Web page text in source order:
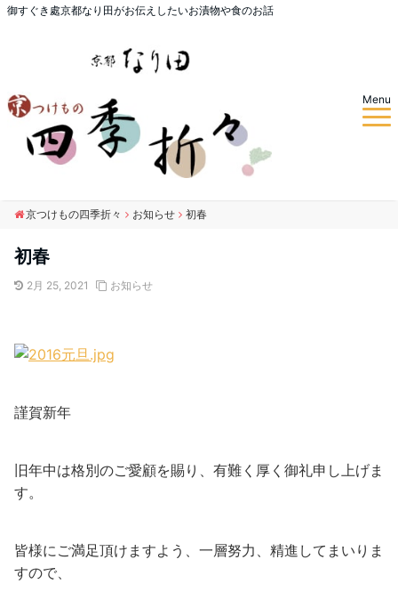
御すぐき處京都なり田がお伝えしたいお漬物や食のお話
Menu
京つけもの四季折々 お知らせ 初春
初春
2月 25, 2021 お知らせ
謹賀新年
旧年中は格別のご愛顧を賜り、有難く厚く御礼申し上げま
す。
皆様にご満足頂けますよう、一層努力、精進してまいりま
すので、